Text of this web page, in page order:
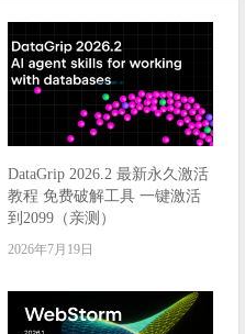
DataGrip 2026.2 最新永久激活
教程 免费破解工具 一键激活
到2099（亲测）
2026年7月19日